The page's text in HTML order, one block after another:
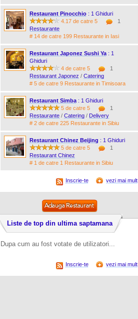
Restaurant Pinocchio : 1 Ghiduri
4.17 de catre 5
1
Restaurante
# 14 de catre 199 Restaurante in Iasi
Restaurant Japonez Sushi Ya : 1
Ghiduri
4 de catre 5
1
Restaurant Japonez / Catering
# 5 de catre 9 Restaurante in Timisoara
Restaurant Simba : 1 Ghiduri
5 de catre 5
1
Restaurante / Catering / Delivery
# 2 de catre 225 Restaurante in Sibiu
Restaurant Chinez Beijing : 1 Ghiduri
5 de catre 5
1
Restaurant Chinez
# 1 de catre 1 Restaurante in Sibiu
Inscrie-te vezi mai mult
Liste de top din ultima saptamana
Dupa cum au fost votate de utilizatori...
Inscrie-te vezi mai mult